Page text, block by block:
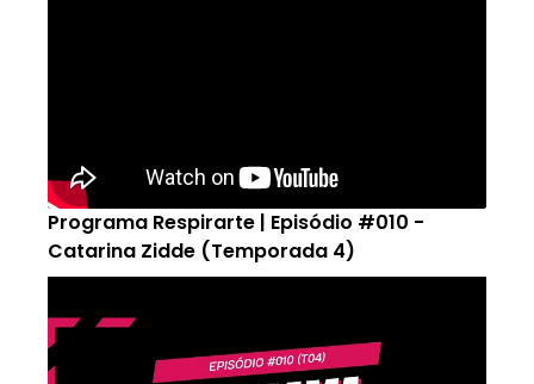
Programa Respirarte | Episódio #010 -
Catarina Zidde (Temporada 4)